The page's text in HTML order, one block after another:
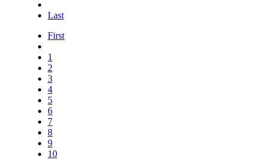
Last
First
1
2
3
4
5
6
7
8
9
10